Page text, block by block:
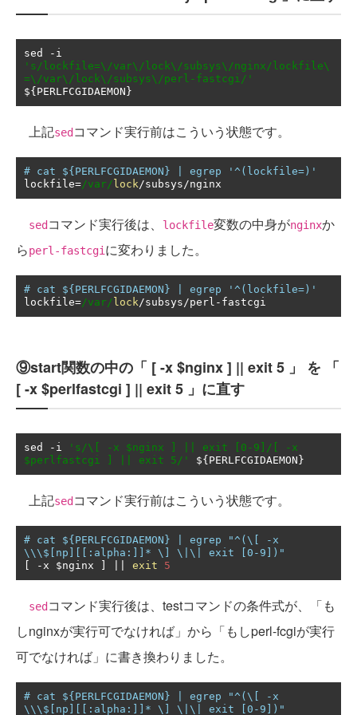
sed -
's/lockfile=\/var\/lock\/subsys\/nginx/lockfile\
=\/var\/lock\/subsys\/perl-fastcgi/'
${ PERLFCGIDAEMON }
上記sed コマンド実行前はこういう状態です。
# cat ${PERLFCGIDAEMON} | egrep '^(lockfile=)'
lockfile=/var/ lock/subsys/nginx
sed コマンド実行後は、 lockfile変数の中身がnginxか
らperl-fastcgiに変わりました。
# cat ${PERLFCGIDAEMON} | egrep '^(lockfile=)'
lockfile=/var/ lock/subsys/perl - fastcgi
⑨start関数の中の「 [ -x $nginx ] || exit 5 」 を 「
[ -x $perlfastcgi ] || exit 5 」に直す
sed - i
's/\[ -x $nginx ] || exit [0-9]/[ -x
$perlfastcgi ] || exit 5/'
${ PERLFCGIDAEMON }
上記sed コマンド実行前はこういう状態です。
# cat ${PERLFCGIDAEMON} | egrep "^(\[ -x
\\\$[np][[:alpha:]]* \] \|\| exit [0-9])"
-x $nginx exit 5
sed コマンド実行後は、testコマンドの条件式が、「も
しnginxが実行可でなければ」から「もしperl-fcgiが実行
可でなければ」に書き換わりました。
# cat ${PERLFCGIDAEMON} | egrep "^(\[ -x
\\\$[np][[:alpha:]]* \] \|\| exit [0-9])"